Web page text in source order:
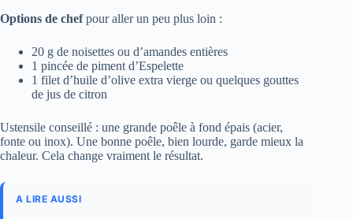
Options de chefpour aller un peu plus loin :
20 g de noisettes ou d’amandes entières
1 pincée de piment d’Espelette
1 filet d’huile d’olive extra vierge ou quelques gouttes
de jus de citron
Ustensile conseillé : une grande poêle à fond épais (acier,
fonte ou inox). Une bonne poêle, bien lourde, garde mieux la
chaleur. Cela change vraiment le résultat.
A LIRE AUSSI